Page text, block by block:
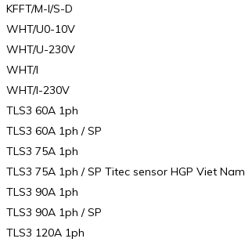
KFFT/M-I/S-D
WHT/U0-10V
WHT/U-230V
WHT/I
WHT/I-230V
TLS3 60A 1ph
TLS3 60A 1ph / SP
TLS3 75A 1ph
TLS3 75A 1ph / SP Titec sensor HGP Viet Nam
TLS3 90A 1ph
TLS3 90A 1ph / SP
TLS3 120A 1ph